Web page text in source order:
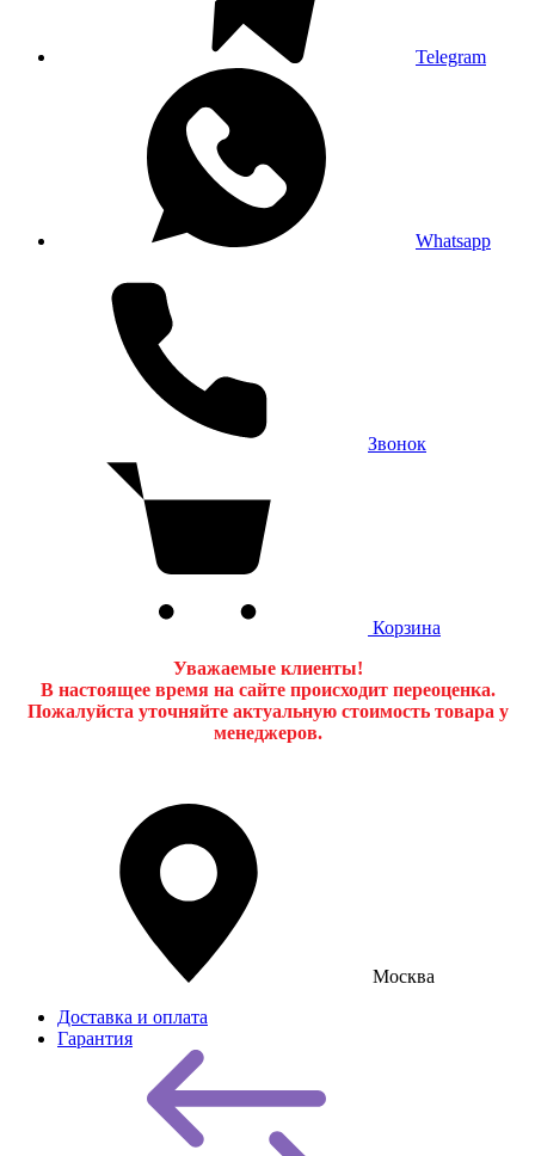
Telegram
Whatsapp
Звонок
Корзина
Уважаемые клиенты!
В настоящее время на сайте происходит переоценка.
Пожалуйста уточняйте актуальную стоимость товара у
менеджеров.
Москва
Доставка и оплата
Гарантия